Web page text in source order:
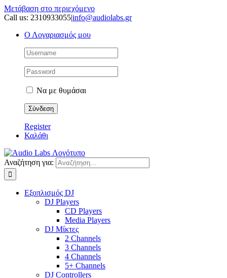
Μετάβαση στο περιεχόμενο
Call us: 2310933055|info@audiolabs.gr
Ο Λογαριασμός μου
Να με θυμάσαι
Register
Καλάθι
Αναζήτηση για:
Εξοπλισμός DJ
DJ Players
CD Players
Media Players
DJ Μίκτες
2 Channels
3 Channels
4 Channels
5+ Channels
DJ Controllers